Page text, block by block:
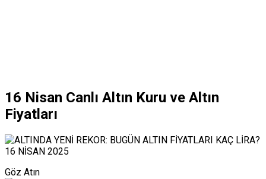
16 Nisan Canlı Altın Kuru ve Altın
Fiyatları
Göz Atın